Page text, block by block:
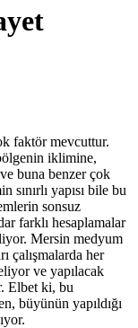
faktör mevcuttur.
iklimine,
buna benzer çok
sınırlı yapısı bile bu
sonsuz
farklı hesaplamalar
Mersin medyum
çalışmalarda her
ve yapılacak
Elbet ki, bu
büyünün yapıldığı